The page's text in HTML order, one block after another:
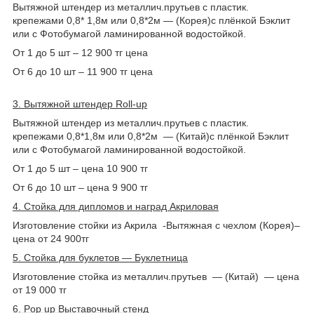
Вытяжной штендер из металлич.прутьев c пластик.
крепежами 0,8* 1,8м или 0,8*2м ― (Корея)с плёнкой Бэклит
или с Фотобумагой ламинированной водостойкой.
От 1 до 5 шт – 12 900 тг цена
От 6 до 10 шт – 11 900 тг цена
3. Вытяжной штендер Roll-up
Вытяжной штендер из металлич.прутьев c пластик.
крепежами 0,8*1,8м или 0,8*2м ― (Китай)с плёнкой Бэклит
или с Фотобумагой ламинированной водостойкой.
От 1 до 5 шт – цена 10 900 тг
От 6 до 10 шт – цена 9 900 тг
4. Стойка для дипломов и наград Акриловая
Изготовление стойки из Акрила -Вытяжная с чехлом (Корея)–
цена от 24 900тг
5. Стойка для буклетов ― Буклетница
Изготовление стойка из металлич.прутьев ― (Китай) ― цена
от 19 000 тг
6. Pop up Выставочный стенд